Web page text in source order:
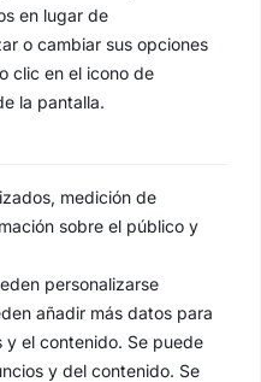
en lugar de
o cambiar sus opciones
clic en el icono de
la pantalla.
medición de
sobre el público y
personalizarse
añadir más datos para
y el contenido. Se puede
y del contenido. Se
San Francisco de
y Rufina .
Jacinto, 41
de las Penas, 4